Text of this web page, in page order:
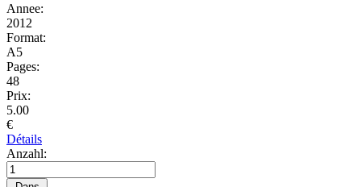
Annee:
2012
Format:
A5
Pages:
48
Prix:
5.00
€
Détails
Anzahl: